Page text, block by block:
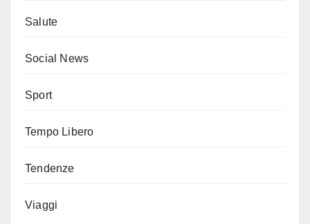
Salute
Social News
Sport
Tempo Libero
Tendenze
Viaggi